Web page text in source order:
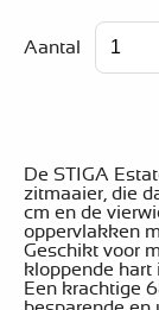
Aantal
De STIGA
zitmaaier, die
cm en de
oppervlakken
Geschikt voor
kloppende hart
Een krachtige